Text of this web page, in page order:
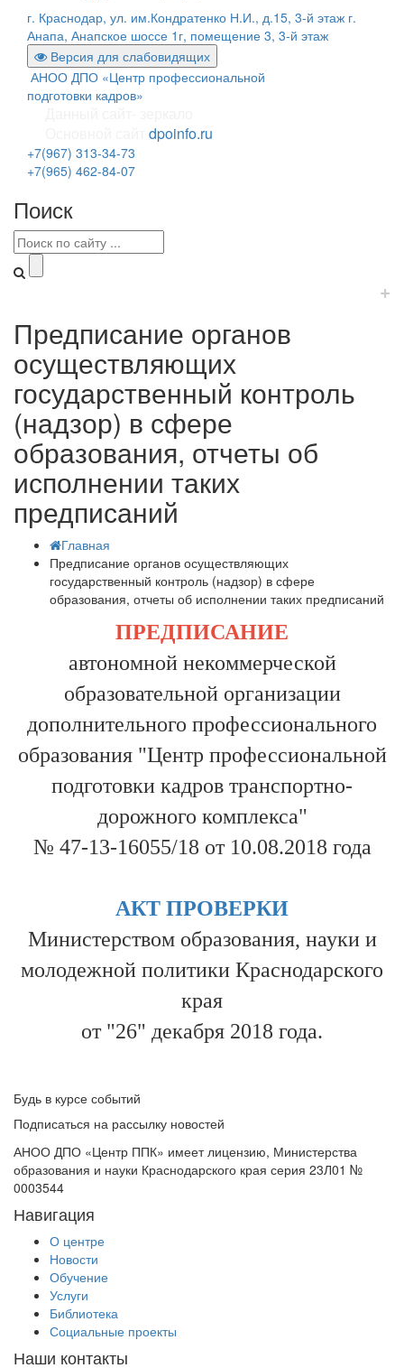
г. Краснодар, ул. им.Кондратенко Н.И., д.15, 3-й этаж г.
Анапа, Анапское шоссе 1г, помещение 3, 3-й этаж
Версия для слабовидящих
АНОО ДПО «Центр профессиональной
подготовки кадров»
dpoinfo.ru
+7(967) 313-34-73
+7(965) 462-84-07
Поиск
+
Предписание органов
осуществляющих
государственный контроль
(надзор) в сфере
образования, отчеты об
исполнении таких
предписаний
Главная
Предписание органов осуществляющих
государственный контроль (надзор) в сфере
образования, отчеты об исполнении таких предписаний
ПРЕДПИСАНИЕ
автономной некоммерческой
образовательной организации
дополнительного профессионального
образования "Центр профессиональной
подготовки кадров транспортно-
дорожного комплекса"
№ 47-13-16055/18 от 10.08.2018 года
АКТ ПРОВЕРКИ
Министерством образования, науки и
молодежной политики Краснодарского
края
от "26" декабря 2018 года.
Будь в курсе событий
Подписаться на рассылку новостей
АНОО ДПО «Центр ППК» имеет лицензию, Министерства
образования и науки Краснодарского края серия 23Л01 №
0003544
Навигация
О центре
Новости
Обучение
Услуги
Библиотека
Социальные проекты
Наши контакты